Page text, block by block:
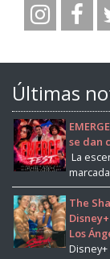
Últimas
se dan
La
The
Los